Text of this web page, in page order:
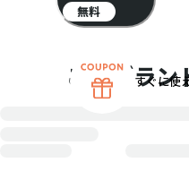
このブラン
無料
すぐに使